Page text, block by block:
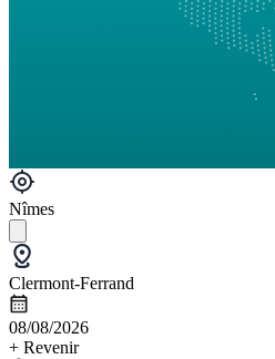
Nîmes
Clermont-Ferrand
08/08/2026
+ Revenir